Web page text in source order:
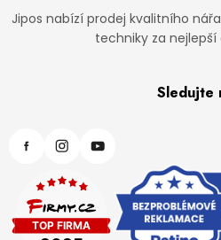
Jipos nabízí prodej kvalitního
techniky za
Sledujte